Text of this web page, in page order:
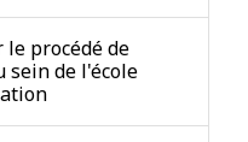
le procédé de
de l'école